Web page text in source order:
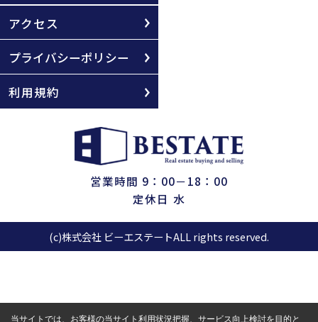
アクセス
プライバシーポリシー
利用規約
営業時間 9：00－18：00
定休日 水
(c)株式会社 ビーエステートALL rights reserved.
当サイトでは、お客様の当サイト利用状況把握、サービス向上検討を目的と